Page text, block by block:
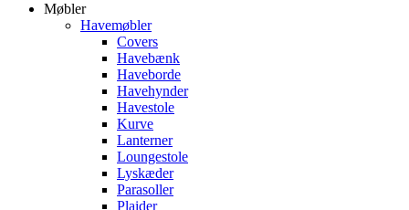
Møbler
Havemøbler
Covers
Havebænk
Haveborde
Havehynder
Havestole
Kurve
Lanterner
Loungestole
Lyskæder
Parasoller
Plaider